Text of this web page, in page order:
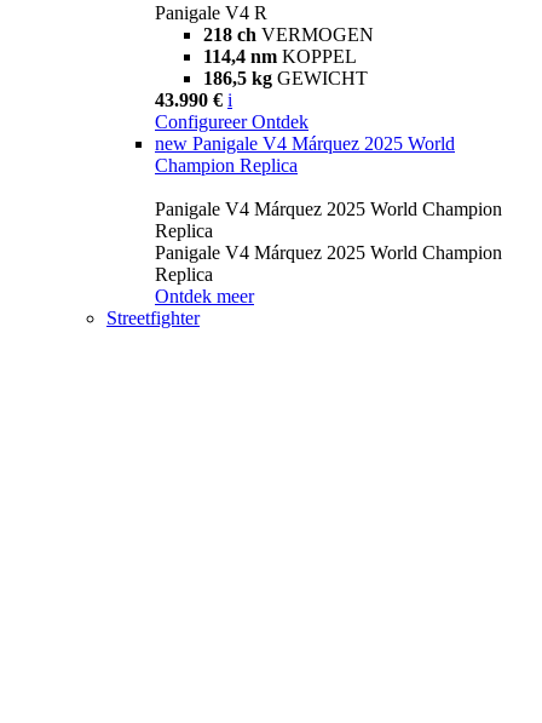
Panigale V4 R
218 ch VERMOGEN
114,4 nm KOPPEL
186,5 kg GEWICHT
43.990 € i
Configureer Ontdek
new Panigale V4 Márquez 2025 World
Champion Replica
Panigale V4 Márquez 2025 World Champion
Replica
Panigale V4 Márquez 2025 World Champion
Replica
Ontdek meer
Streetfighter